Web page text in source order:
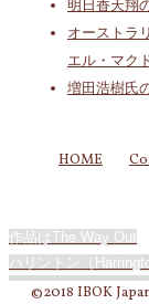
明日香天翔
オーストラ
エル・マク
増田浩樹氏
HOME
作品はThe Way Out
ハリントン（
©2018 IBOK